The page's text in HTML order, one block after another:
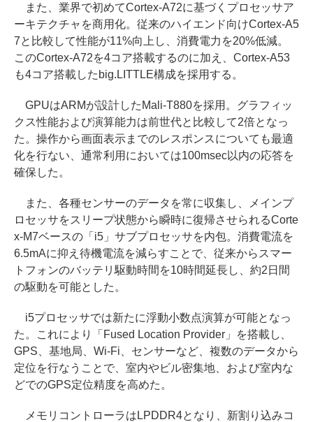
また、業界で初めてCortex-A72に基づくプロセッサア
ーキテクチャを商用化。従来のハイエンド向けCortex-A5
7と比較して性能が11%向上し、消費電力を20%低減。
このCortex-A72を4コア搭載するのに加え、Cortex-A53
も4コア搭載したbig.LITTLE構成を採用する。
GPUはARMが設計したMali-T880を採用。グラフィッ
クス性能および演算能力は前世代と比較して2倍となっ
た。操作から画面表示までのレスポンスについても最適
化を行ない、通常利用においては100msec以内の応答を
確保した。
また、各種センサーのデータを常に収集し、メインプ
ロセッサをスリープ状態から瞬時に復帰させられるCorte
x-M7ベースの「i5」サブプロセッサを内包。消費電流を
6.5mAに抑え待機電流を減らすことで、従来からスマー
トフォンのバッテリ駆動時間を10時間延長し、約2日間
の駆動を可能とした。
i5プロセッサでは新たに浮動小数点演算が可能となっ
た。これにより「Fused Location Provider」を搭載し、
GPS、基地局、Wi-Fi、センサーなど、複数のデータから
定位を行なうことで、室内やビル密集地、および室内な
どでのGPS定位精度を高めた。
メモリコントローラはLPDDR4となり、新割り込みコ